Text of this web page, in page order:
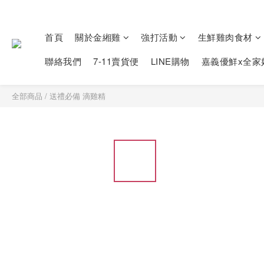
首頁 關於金緗雞 強打活動
生鮮雞肉食材
聯絡我們
7-11賣貨便 LINE購物 嘉義優鮮x全家
全部商品 / 送禮必備 滴雞精